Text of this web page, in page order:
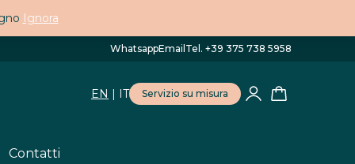
Ignora
WhatsappEmail Tel. +39 375 738 5958
EN | IT Servizio su misura
Contatti